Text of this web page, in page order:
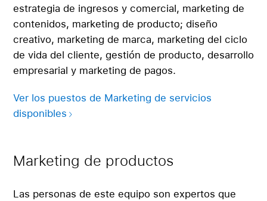
estrategia de ingresos y comercial, marketing de
contenidos, marketing de producto; diseño
creativo, marketing de marca, marketing del ciclo
de vida del cliente, gestión de producto, desarrollo
empresarial y marketing de pagos.
Ver los puestos de Marketing de servicios
disponibles
Marketing de productos
Las personas de este equipo son expertos que